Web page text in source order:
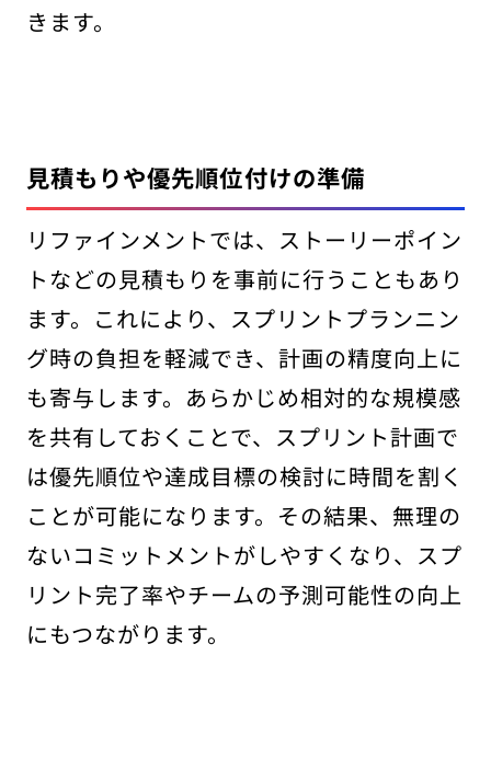
きます。
見積もりや優先順位付けの準備
リファインメントでは、ストーリーポイン
トなどの見積もりを事前に行うこともあり
ます。これにより、スプリントプランニン
グ時の負担を軽減でき、計画の精度向上に
も寄与します。あらかじめ相対的な規模感
を共有しておくことで、スプリント計画で
は優先順位や達成目標の検討に時間を割く
ことが可能になります。その結果、無理の
ないコミットメントがしやすくなり、スプ
リント完了率やチームの予測可能性の向上
にもつながります。